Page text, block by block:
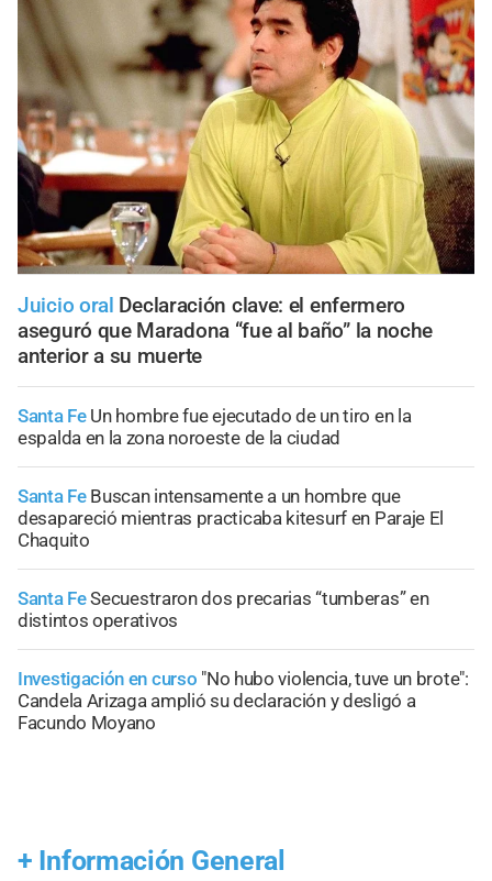
Juicio oral Declaración clave: el enfermero
aseguró que Maradona “fue al baño” la noche
anterior a su muerte
Santa Fe Un hombre fue ejecutado de un tiro en la
espalda en la zona noroeste de la ciudad
Santa Fe Buscan intensamente a un hombre que
desapareció mientras practicaba kitesurf en Paraje El
Chaquito
Santa FeSecuestraron dos precarias “tumberas” en
distintos operativos
Investigación en curso "No hubo violencia, tuve un brote":
Candela Arizaga amplió su declaración y desligó a
Facundo Moyano
+ Información General